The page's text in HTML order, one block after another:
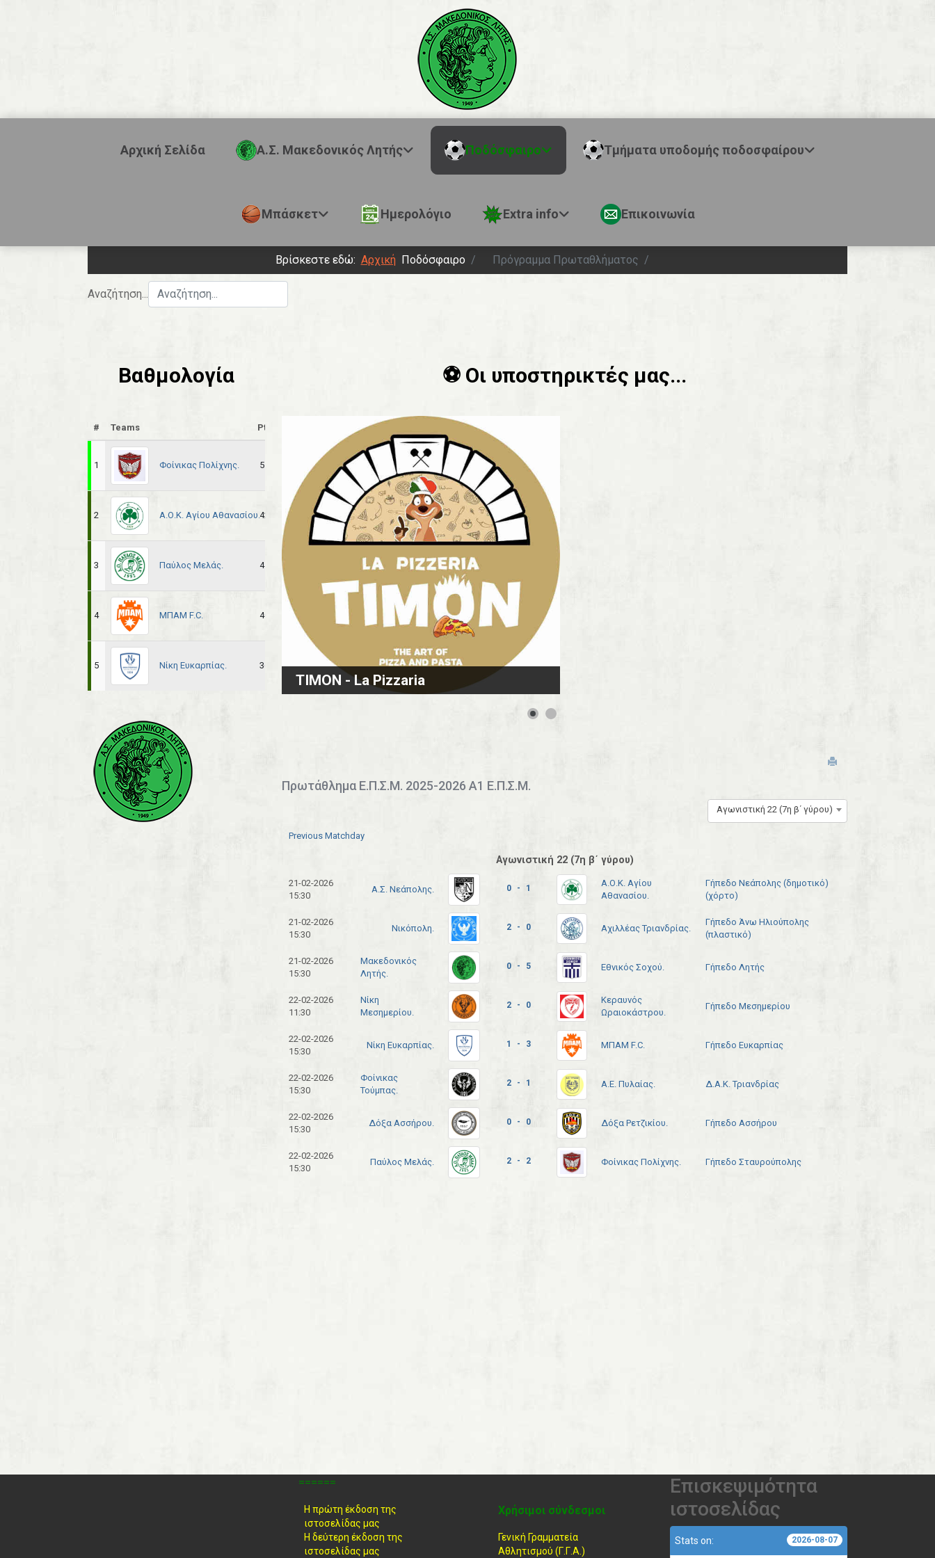
Αρχική Σελίδα Α.Σ. Μακεδονικός Λητής Ποδόσφαιρο Τμήματα υποδομής ποδοσφαίρου
Μπάσκετ Ημερολόγιο Extra info Επικοινωνία
Βρίσκεστε εδώ: Αρχική Ποδόσφαιρο Πρόγραμμα Πρωταθλήματος
Αναζήτηση...
Βαθμολογία
# Teams Pts
1 Φοίνικας Πολίχνης. 51
2 Α.Ο.Κ. Αγίου Αθανασίου.42 22
3 Παύλος Μελάς. 41
4 ΜΠΑΜ F.C. 40
5 Νίκη Ευκαρπίας. 36 21
⚽️ Οι υποστηρικτές μας...
TIMON - La Pizzaria
Πρωτάθλημα Ε.Π.Σ.Μ. 2025-2026 Α1 Ε.Π.Σ.Μ.
Αγωνιστική 22 (7η β΄ γύρου)
Previous Matchday
Αγωνιστική 22 (7η β΄ γύρου)
21-02-2026
15:30
Α.Σ. Νεάπολης. 0 - 1
Α.Ο.Κ. Αγίου
Αθανασίου.
Γήπεδο Νεάπολης (δημοτικό)
(χόρτο)
21-02-2026
15:30
Νικόπολη. 2 - 0 Αχιλλέας Τριανδρίας.
Γήπεδο Άνω Ηλιούπολης
(πλαστικό)
21-02-2026
15:30
Μακεδονικός
Λητής.
0 - 5 Εθνικός Σοχού. Γήπεδο Λητής
22-02-2026
11:30
Νίκη
Μεσημερίου.
2 - 0
Κεραυνός
Ωραιοκάστρου.
Γήπεδο Μεσημερίου
22-02-2026
15:30
Νίκη Ευκαρπίας. 1 - 3 ΜΠΑΜ F.C. Γήπεδο Ευκαρπίας
22-02-2026
15:30
Φοίνικας
Τούμπας.
2 - 1 Α.Ε. Πυλαίας. Δ.Α.Κ. Τριανδρίας
22-02-2026
15:30
Δόξα Ασσήρου. 0 - 0 Δόξα Ρετζικίου. Γήπεδο Ασσήρου
22-02-2026
15:30
Παύλος Μελάς. 2 - 2 Φοίνικας Πολίχνης. Γήπεδο Σταυρούπολης
======
Η πρώτη έκδοση της
ιστοσελίδας μας
Η δεύτερη έκδοση της
ιστοσελίδας μας
Χρήσιμοι σύνδεσμοι
Γενική Γραμματεία
Αθλητισμού (Γ.Γ.Α.)
Επισκεψιμότητα
ιστοσελίδας
Stats on: 2026-08-07